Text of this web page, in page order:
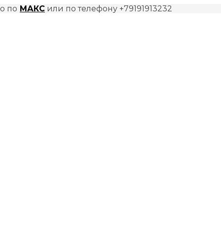
по МАКС или по телефону +79191913232